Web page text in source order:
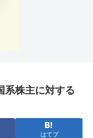
系株主に対する
はてブ